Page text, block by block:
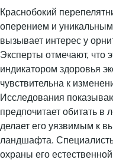
Краснобокий
оперением и
вызывает интерес у
Эксперты отмечают, что
индикатором здоровья
чувствительна к
Исследования
предпочитает обитать в
делает его уязвимым к
ландшафта.
охраны его